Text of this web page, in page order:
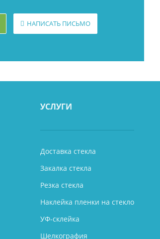
НАПИСАТЬ ПИСЬМО
УСЛУГИ
Доставка стекла
Закалка стекла
Резка стекла
Наклейка пленки на стекло
УФ-склейка
Шелкография